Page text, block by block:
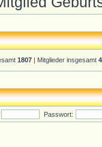
1807 | Mitglieder insgesamt
Passwort: